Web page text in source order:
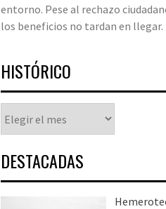
entorno. Pese al rechazo
los beneficios no tardan en llegar.
HISTÓRICO
DESTACADAS